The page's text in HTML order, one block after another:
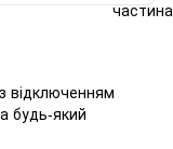
відключенням
будь-який